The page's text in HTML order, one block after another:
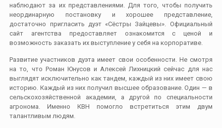
наблюдают за их представлениями. Для того, чтобы получить
неординарную постановку и хорошее представление,
достаточно пригласить дуэт «Сёстры Зайцевы». Официальный
сайт агентства предоставляет ознакомится с ценой и
возможность заказать их выступление у себя на корпоративе.
Развитие участников дуэта имеет свои особенности. Не смотря
на то, что Роман Юнусов и Алексей Лихницкий сейчас для нас
выглядят исключительно как тандем, каждый из них имеет свою
историю. Каждый из них получил высшее образование. Один — в
сельскохозяйственной академии, а другой по специальности
агронома. Именно КВН помогло встретиться этим двум
талантливым людям.